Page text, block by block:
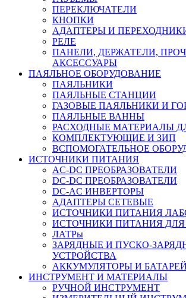
ПЕРЕКЛЮЧАТЕЛИ
КНОПКИ
АДАПТЕРЫ И
РЕЛЕ
ПАНЕЛИ, ДЕРЖАТЕЛИ,
АКСЕССУАРЫ
ПАЯЛЬНОЕ ОБОРУДОВАНИЕ
ПАЯЛЬНИКИ
ПАЯЛЬНЫЕ СТАНЦИИ
ГАЗОВЫЕ ПАЯЛЬНИКИ И
ПАЯЛЬНЫЕ ВАННЫ
РАСХОДНЫЕ МАТЕРИАЛЫ
КОМПЛЕКТУЮЩИЕ И ЗИП
ВСПОМОГАТЕЛЬНОЕ
ИСТОЧНИКИ ПИТАНИЯ
AC-DC ПРЕОБРАЗОВАТЕЛИ
DC-DC ПРЕОБРАЗОВАТЕЛИ
DC-AC ИНВЕРТОРЫ
АДАПТЕРЫ СЕТЕВЫЕ
ИСТОЧНИКИ ПИТАНИЯ
ИСТОЧНИКИ ПИТАНИЯ
ЛАТРы
ЗАРЯДНЫЕ И ПУСКО-
УСТРОЙСТВА
АККУМУЛЯТОРЫ И
ИНСТРУМЕНТ И МАТЕРИАЛЫ
РУЧНОЙ ИНСТРУМЕНТ